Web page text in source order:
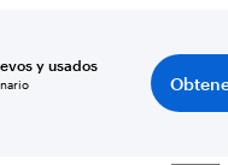
y usados